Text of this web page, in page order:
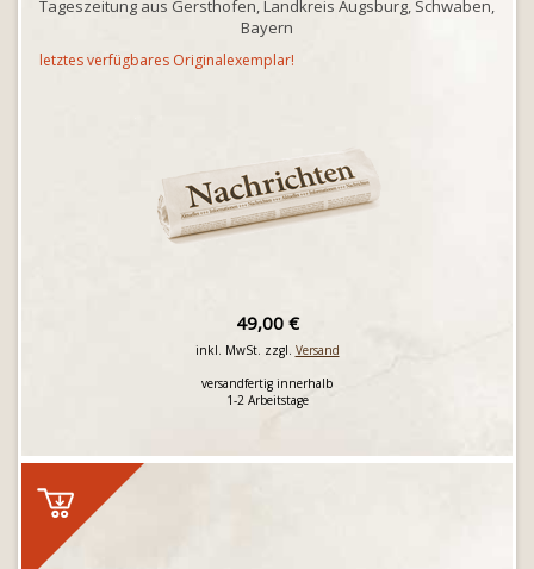
Tageszeitung aus Gersthofen, Landkreis Augsburg, Schwaben,
Bayern
letztes verfügbares Originalexemplar!
49,00 €
inkl. MwSt. zzgl. Versand
versandfertig innerhalb
1-2 Arbeitstage